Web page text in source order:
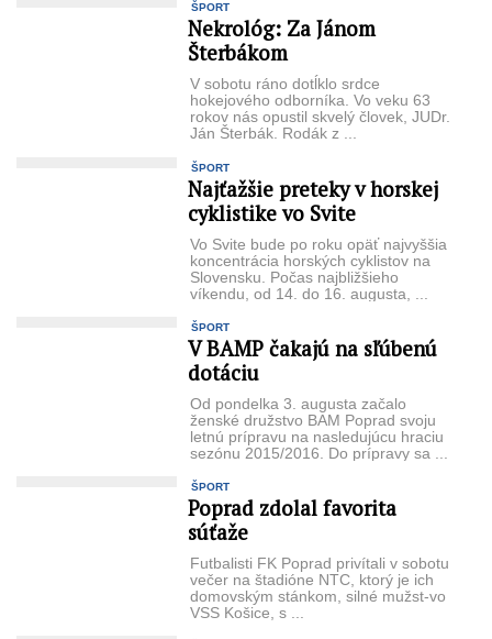
ŠPORT
Nekrológ: Za Jánom
Šterbákom
V sobotu ráno dotĺklo srdce
hokejového odborní­ka. Vo veku 63
rokov nás opustil skvelý človek, JUDr.
Ján Šterbák. Rodák z ...
ŠPORT
Najťažšie preteky v horskej
cyklistike vo Svite
Vo Svite bude po roku opäť najvyššia
koncentrácia horských cyklistov na
Slovensku. Počas najbližšieho
víkendu, od 14. do 16. augusta, ...
ŠPORT
V BAMP čakajú na sľúbenú
dotáciu
Od pondelka 3. augusta začalo
ženské družstvo BAM Poprad svoju
letnú prípravu na nasledujúcu hraciu
sezó­nu 2015/2016. Do prípravy sa ...
ŠPORT
Poprad zdolal favorita
súťaže
Futbalisti FK Poprad priví­tali v sobotu
večer na štadió­ne NTC, ktorý je ich
domov­ským stánkom, silné mužst-vo
VSS Košice, s ...